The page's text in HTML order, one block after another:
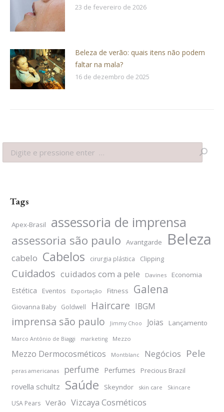
23 de fevereiro de 2026
Beleza de verão: quais itens não podem
faltar na mala?
16 de dezembro de 2025
Search:
Tags
Apex-Brasil assessoria de imprensa
assessoria são paulo Avantgarde Beleza
cabelo Cabelos cirurgia plástica Clipping
Cuidados cuidados com a pele Davines Economia
Estética Eventos Exportação Fitness Galena
Giovanna Baby Goldwell Haircare IBGM
imprensa são paulo Jimmy Choo Joias Lançamento
Marco Antônio de Biaggi marketing Mezzo
Mezzo Dermocosméticos Montblanc Negócios Pele
peras americanas perfume Perfumes Precious Brazil
rovella schultz Saúde Skeyndor skin care Skincare
USA Pears Verão Vizcaya Cosméticos